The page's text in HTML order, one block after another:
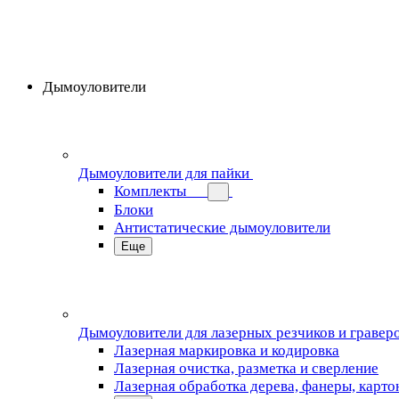
Дымоуловители
Дымоуловители для пайки
Комплекты
Блоки
Антистатические дымоуловители
Еще
Дымоуловители для лазерных резчиков и
Лазерная маркировка и кодировка
Лазерная очистка, разметка и сверление
Лазерная обработка дерева, фанеры,